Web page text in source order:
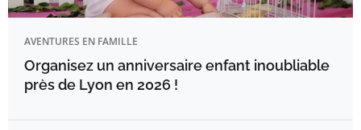
AVENTURES EN FAMILLE
Organisez un anniversaire enfant inoubliable
près de Lyon en 2026 !